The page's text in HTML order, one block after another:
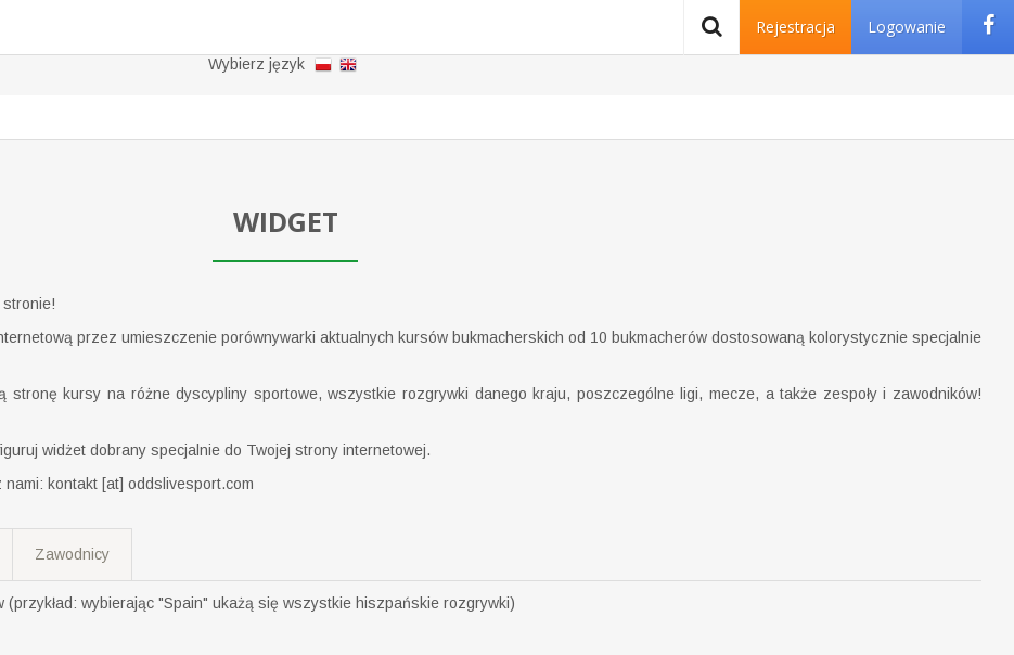
Rejestracja Logowanie
Wybierz język
WIDGET
przez umieszczenie porównywarki aktualnych kursów bukmacherskich od 10 bukmacherów dostosowaną kolorystycznie specjalnie
stronę kursy na różne dyscypliny sportowe, wszystkie rozgrywki danego kraju, poszczególne ligi, mecze, a także zespoły i zawodników!
widżet dobrany specjalnie do Twojej strony internetowej.
kontakt [at] oddslivesport.com
Zawodnicy
wybierając "Spain" ukażą się wszystkie hiszpańskie rozgrywki)